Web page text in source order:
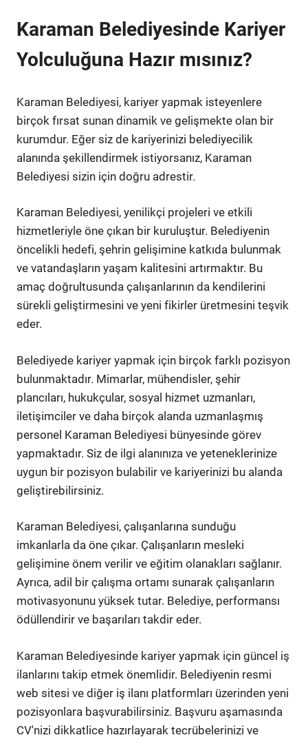
Karaman Belediyesinde Kariyer
Yolculuğuna Hazır mısınız?
Karaman Belediyesi, kariyer yapmak isteyenlere
birçok fırsat sunan dinamik ve gelişmekte olan bir
kurumdur. Eğer siz de kariyerinizi belediyecilik
alanında şekillendirmek istiyorsanız, Karaman
Belediyesi sizin için doğru adrestir.
Karaman Belediyesi, yenilikçi projeleri ve etkili
hizmetleriyle öne çıkan bir kuruluştur. Belediyenin
öncelikli hedefi, şehrin gelişimine katkıda bulunmak
ve vatandaşların yaşam kalitesini artırmaktır. Bu
amaç doğrultusunda çalışanlarının da kendilerini
sürekli geliştirmesini ve yeni fikirler üretmesini teşvik
eder.
Belediyede kariyer yapmak için birçok farklı pozisyon
bulunmaktadır. Mimarlar, mühendisler, şehir
plancıları, hukukçular, sosyal hizmet uzmanları,
iletişimciler ve daha birçok alanda uzmanlaşmış
personel Karaman Belediyesi bünyesinde görev
yapmaktadır. Siz de ilgi alanınıza ve yeteneklerinize
uygun bir pozisyon bulabilir ve kariyerinizi bu alanda
geliştirebilirsiniz.
Karaman Belediyesi, çalışanlarına sunduğu
imkanlarla da öne çıkar. Çalışanların mesleki
gelişimine önem verilir ve eğitim olanakları sağlanır.
Ayrıca, adil bir çalışma ortamı sunarak çalışanların
motivasyonunu yüksek tutar. Belediye, performansı
ödüllendirir ve başarıları takdir eder.
Karaman Belediyesinde kariyer yapmak için güncel iş
ilanlarını takip etmek önemlidir. Belediyenin resmi
web sitesi ve diğer iş ilanı platformları üzerinden yeni
pozisyonlara başvurabilirsiniz. Başvuru aşamasında
CV'nizi dikkatlice hazırlayarak tecrübelerinizi ve